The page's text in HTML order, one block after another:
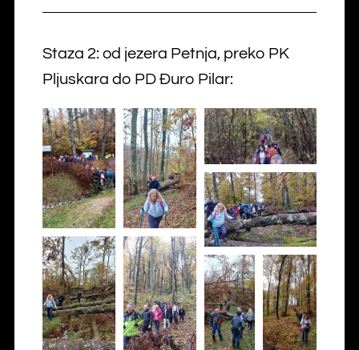
Staza 2: od jezera Petnja, preko PK
Pljuskara do PD Đuro Pilar: